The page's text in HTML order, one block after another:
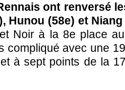
ont renversé
Hunou (58e) et Niang
Noir à la 8e place
compliqué avec une
à sept points de la